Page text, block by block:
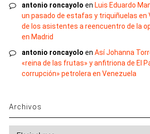
antonio roncayolo en Luis Eduardo
un pasado de estafas y triquiñuelas en
de los asistentes a reencuentro de la
en Madrid
antonio roncayolo en Así Johanna
«reina de las frutas» y anfitriona de El
corrupción» petrolera en Venezuela
Archivos